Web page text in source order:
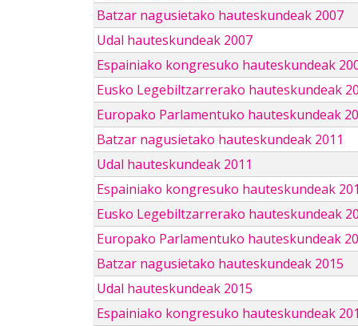
Batzar nagusietako hauteskundeak 2007
Udal hauteskundeak 2007
Espainiako kongresuko hauteskundeak
Eusko Legebiltzarrerako hauteskundeak
Europako Parlamentuko hauteskundeak
Batzar nagusietako hauteskundeak 2011
Udal hauteskundeak 2011
Espainiako kongresuko hauteskundeak
Eusko Legebiltzarrerako hauteskundeak
Europako Parlamentuko hauteskundeak
Batzar nagusietako hauteskundeak 2015
Udal hauteskundeak 2015
Espainiako kongresuko hauteskundeak